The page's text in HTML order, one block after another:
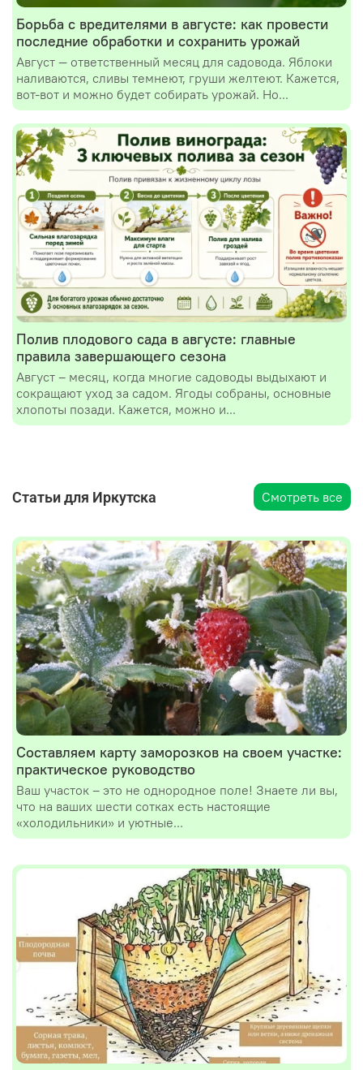
Борьба с вредителями в августе: как провести
последние обработки и сохранить урожай
Август — ответственный месяц для садовода. Яблоки
наливаются, сливы темнеют, груши желтеют. Кажется,
вот-вот и можно будет собирать урожай. Но...
Полив плодового сада в августе: главные
правила завершающего сезона
Август – месяц, когда многие садоводы выдыхают и
сокращают уход за садом. Ягоды собраны, основные
хлопоты позади. Кажется, можно и...
Статьи для Иркутска Смотреть все
Составляем карту заморозков на своем участке:
практическое руководство
Ваш участок – это не однородное поле! Знаете ли вы,
что на ваших шести сотках есть настоящие
«холодильники» и уютные...